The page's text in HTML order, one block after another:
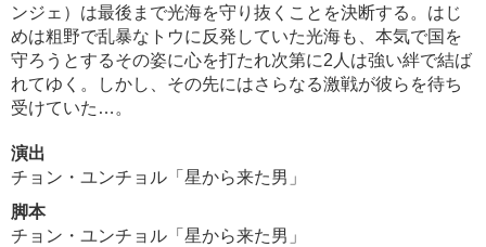
ンジェ）は最後まで光海を守り抜くことを決断する。はじ
めは粗野で乱暴なトウに反発していた光海も、本気で国を
守ろうとするその姿に心を打たれ次第に2人は強い絆で結ば
れてゆく。しかし、その先にはさらなる激戦が彼らを待ち
受けていた…。
演出
チョン・ユンチョル「星から来た男」
脚本
チョン・ユンチョル「星から来た男」